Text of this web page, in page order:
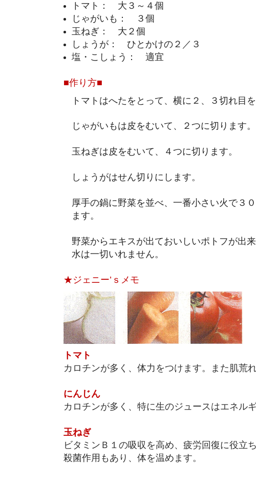
トマト： 大３～４個
じゃがいも： ３個
玉ねぎ： 大２個
しょうが： ひとかけの２／３
塩・こしょう： 適宜
■作り方■
トマトはへたをとって、横に２、３切れ目を
じゃがいもは皮をむいて、２つに切ります。
玉ねぎは皮をむいて、４つに切ります。
しょうがはせん切りにします。
厚手の鍋に野菜を並べ、一番小さい火で３
ます。
野菜からエキスが出ておいしいポトフが出来
水は一切いれません。
★ジェニー’ｓメモ
トマト
カロチンが多く、体力をつけます。また肌荒
にんじん
カロチンが多く、特に生のジュースはエネル
玉ねぎ
ビタミンＢ１の吸収を高め、疲労回復に役立ち
殺菌作用もあり、体を温めます。